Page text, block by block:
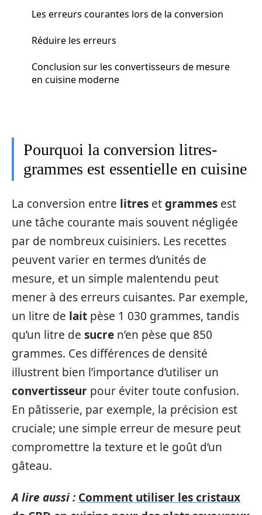
Les erreurs courantes lors de la conversion
Réduire les erreurs
Conclusion sur les convertisseurs de mesure
en cuisine moderne
Pourquoi la conversion litres-
grammes est essentielle en cuisine
La conversion entre litres etgrammes est
une tâche courante mais souvent négligée
par de nombreux cuisiniers. Les recettes
peuvent varier en termes d’unités de
mesure, et un simple malentendu peut
mener à des erreurs cuisantes. Par exemple,
un litre de lait pèse 1 030 grammes, tandis
qu’un litre de sucre n’en pèse que 850
grammes. Ces différences de densité
illustrent bien l’importance d’utiliser un
convertisseur pour éviter toute confusion.
En pâtisserie, par exemple, la précision est
cruciale; une simple erreur de mesure peut
compromettre la texture et le goût d’un
gâteau.
A lire aussi : Comment utiliser les cristaux